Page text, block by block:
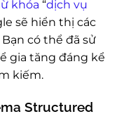
khóa “dịch vụ
sẽ hiển thị các
có thể đã sử
gia tăng đáng kể
kiếm.
Structured